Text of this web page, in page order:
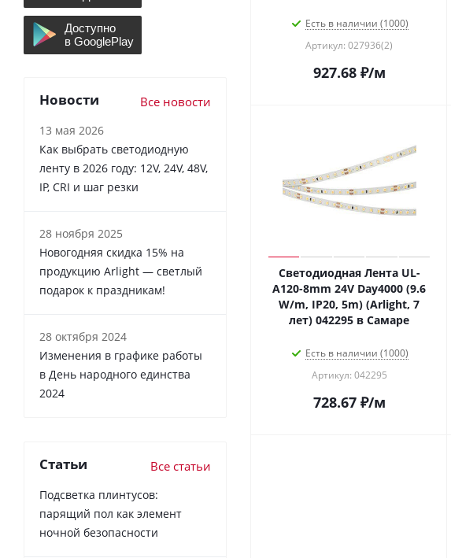
Есть в наличии (1000)
Артикул: 027936(2)
927.68₽/м
Светодиодная Лента UL-
A120-8mm 24V Day4000 (9.6
W/m, IP20, 5m) (Arlight, 7
лет) 042295 в Самаре
Есть в наличии (1000)
Артикул: 042295
728.67₽/м
Новости Все новости
13 мая 2026
Как выбрать светодиодную
ленту в 2026 году: 12V, 24V, 48V,
IP, CRI и шаг резки
28 ноября 2025
Новогодняя скидка 15% на
продукцию Arlight — светлый
подарок к праздникам!
28 октября 2024
Изменения в графике работы
в День народного единства
2024
Статьи Все статьи
Подсветка плинтусов:
парящий пол как элемент
ночной безопасности